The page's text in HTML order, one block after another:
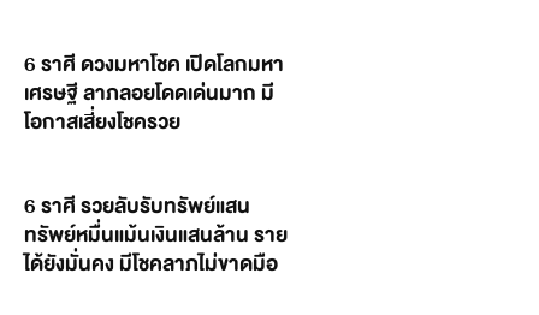
6 ราศี ดวงมหาโชค เปิดโลกมหา
เศรษฐี ลาภลอยโดดเด่นมาก มี
โอกาสเสี่ยงโชครวย
6 ราศี รวยลับรับทรัพย์แสน
ทรัพย์หมื่นแม้นเงินแสนล้าน ราย
ได้ยังมั่นคง มีโชคลาภไม่ขาดมือ